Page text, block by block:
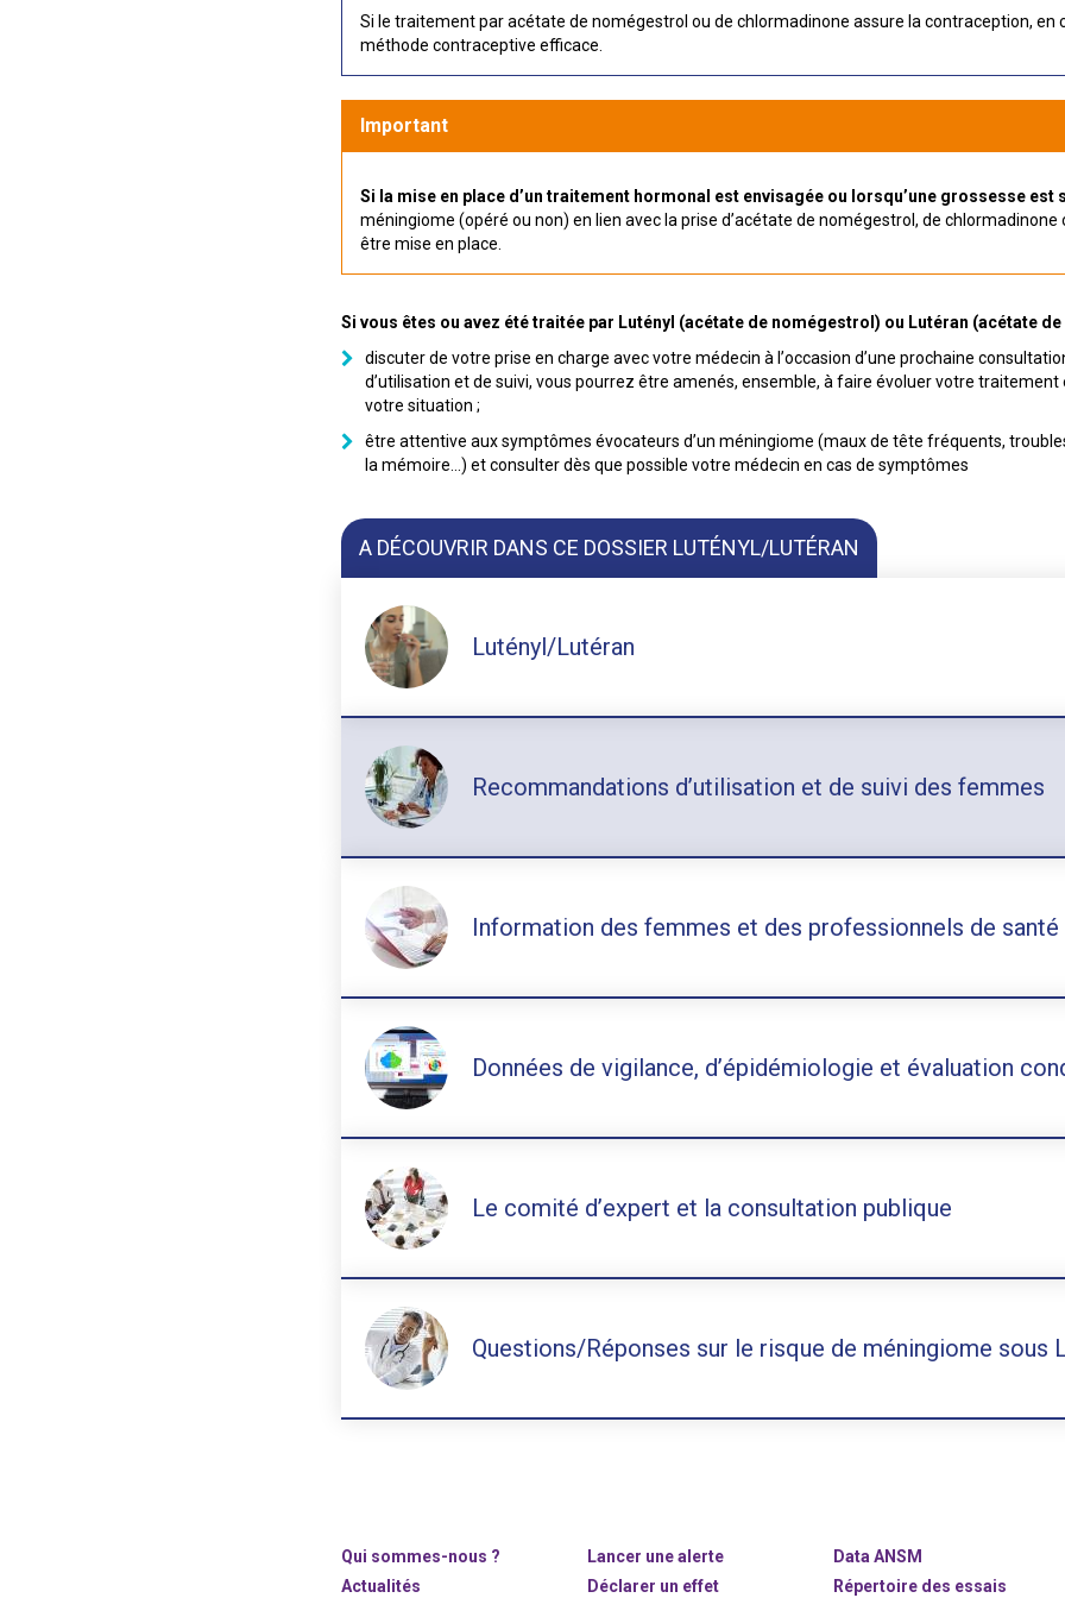
Si le traitement par acétate de nomégestrol ou de chlormadinone assure la contraception, en
méthode contraceptive efficace.
Important
Si la mise en place d’un traitement hormonal est envisagée ou lorsqu’une grossesse est
méningiome (opéré ou non) en lien avec la prise d’acétate de nomégestrol, de
être mise en place.
Si vous êtes ou avez été traitée par Lutényl (acétate de nomégestrol) ou Lutéran (acétate
discuter de votre prise en charge avec votre médecin à l’occasion d’une prochaine
d’utilisation et de suivi, vous pourrez être amenés, ensemble, à faire évoluer votre
votre situation ;
être attentive aux symptômes évocateurs d’un méningiome (maux de tête fréquents,
la mémoire…) et consulter dès que possible votre médecin en cas de symptômes
A DÉCOUVRIR DANS CE DOSSIER LUTÉNYL/LUTÉRAN
Lutényl/Lutéran
Recommandations d’utilisation et de suivi des femmes
Information des femmes et des professionnels de
Données de vigilance, d’épidémiologie et évaluation
Le comité d’expert et la consultation publique
Questions/Réponses sur le risque de méningiome sous
Qui sommes-nous ?
Actualités
Lancer une alerte
Déclarer un effet
Data ANSM
Répertoire des essais